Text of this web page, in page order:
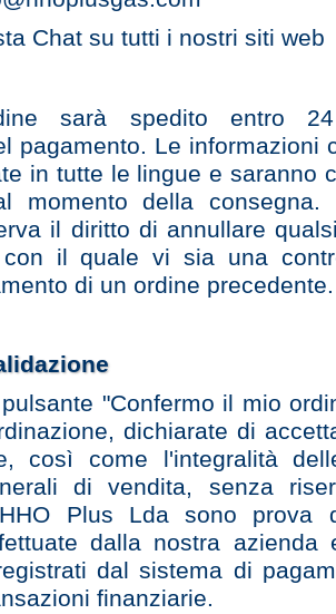
Chat su tutti i nostri siti web
sarà spedito entro
pagamento. Le informazioni
in tutte le lingue e saranno
momento della consegna.
il diritto di annullare
il quale vi sia una
di un ordine precedente.
"Confermo il mio
dichiarate di
così come l'integralità
di vendita, senza
Plus Lda sono prova
dalla nostra azienda
dal sistema di
finanziarie.